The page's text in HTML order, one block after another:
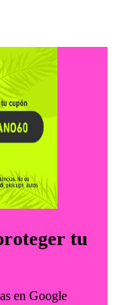
tu
en Google